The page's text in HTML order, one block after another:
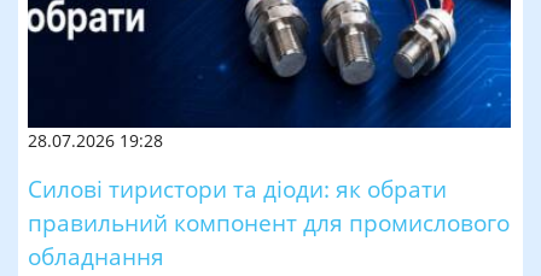
28.07.2026 19:28
Силові тиристори та діоди: як обрати
правильний компонент для промислового
обладнання